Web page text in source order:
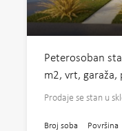
Peterosoban
m2, vrt, garaža,
Prodaje se stan u
Broj soba Površina